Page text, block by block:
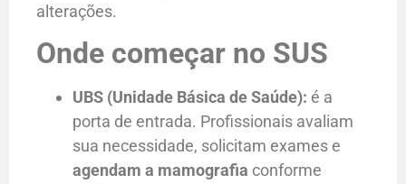
alterações.
Onde começar no SUS
UBS (Unidade Básica de Saúde): é a
porta de entrada. Profissionais avaliam
sua necessidade, solicitam exames e
agendam a mamografia conforme